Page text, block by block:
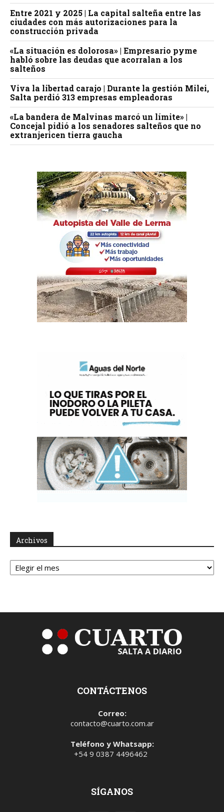
Entre 2021 y 2025 | La capital salteña entre las
ciudades con más autorizaciones para la
construcción privada
«La situación es dolorosa» | Empresario pyme
habló sobre las deudas que acorralan a los
salteños
Viva la libertad carajo | Durante la gestión Milei,
Salta perdió 313 empresas empleadoras
«La bandera de Malvinas marcó un límite» |
Concejal pidió a los senadores salteños que no
extranjericen tierra gaucha
Archivos
Archivos
CONTÁCTENOS
Correo:
contacto@cuarto.com.ar
Teléfono y Whatsapp:
+54 9 0387 4496462
SÍGANOS